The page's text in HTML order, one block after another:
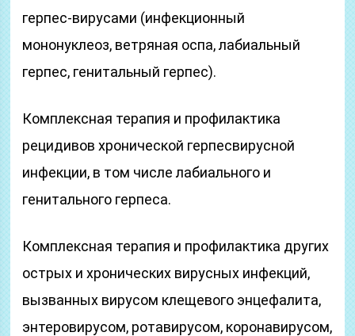
герпес-вирусами (инфекционный
мононуклеоз, ветряная оспа, лабиальный
герпес, генитальный герпес).
Комплексная терапия и профилактика
рецидивов хронической герпесвирусной
инфекции, в том числе лабиального и
генитального герпеса.
Комплексная терапия и профилактика других
острых и хронических вирусных инфекций,
вызванных вирусом клещевого энцефалита,
энтеровирусом, ротавирусом, коронавирусом,